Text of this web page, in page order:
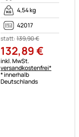
4,54 kg
42017
statt:139,90€
132,89€
Steuerhinweis:
inkl. MwSt.
versandkostenfrei*
* innerhalb
Deutschlands